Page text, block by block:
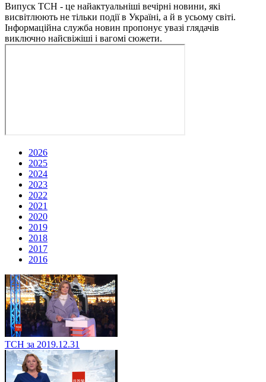
Випуск ТСН - це найактуальніші вечірні новини, які
висвітлюють не тільки події в Україні, а й в усьому світі.
Інформаційна служба новин пропонує увазі глядачів
виключно найсвіжіші і вагомі сюжети.
2026
2025
2024
2023
2022
2021
2020
2019
2018
2017
2016
ТСН за 2019.12.31